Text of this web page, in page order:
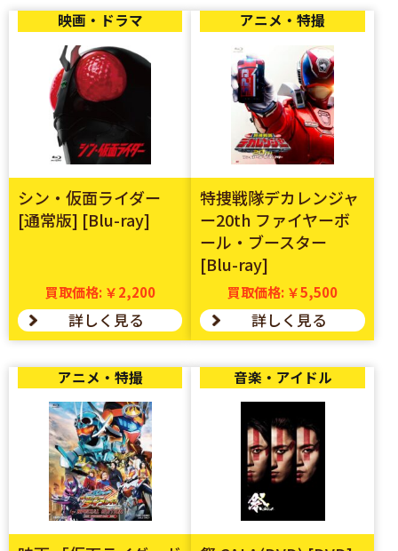
映画・ドラマ
シン・仮面ライダー
[通常版] [Blu-ray]
買取価格: ￥2,200
詳しく見る
アニメ・特撮
特捜戦隊デカレンジャ
ー20th ファイヤーボ
ール・ブースター
[Blu-ray]
買取価格: ￥5,500
詳しく見る
アニメ・特撮 音楽・アイドル